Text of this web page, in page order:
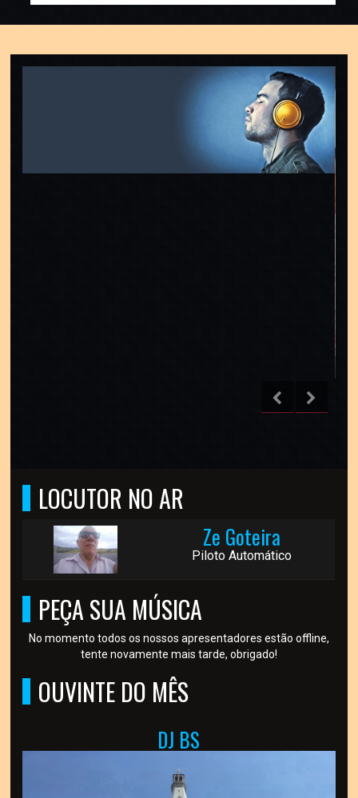
LOCUTOR NO AR
Ze Goteira
Piloto Automático
PEÇA SUA MÚSICA
No momento todos os nossos apresentadores estão offline,
tente novamente mais tarde, obrigado!
OUVINTE DO MÊS
DJ BS